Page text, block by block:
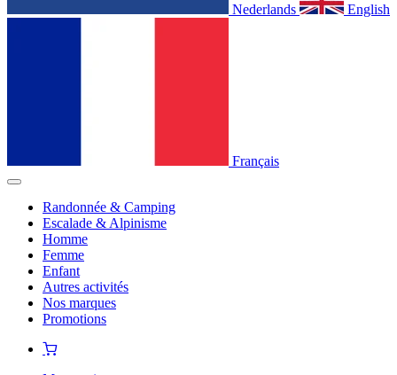
Nederlands English
Français
Randonnée & Camping
Escalade & Alpinisme
Homme
Femme
Enfant
Autres activités
Nos marques
Promotions